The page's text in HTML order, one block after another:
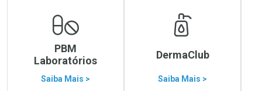
PBM
Laboratórios
Saiba Mais >
DermaClub
Saiba Mais >